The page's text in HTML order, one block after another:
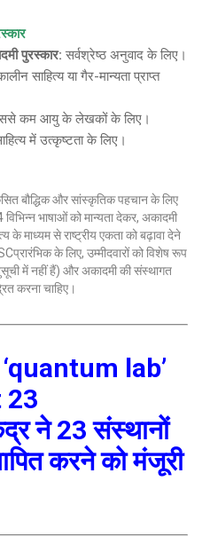
पुरस्कार: सर्वश्रेष्ठ अनुवाद के लिए।
साहित्य या गैर-मान्यता प्राप्त
कम आयु के लेखकों के लिए।
में उत्कृष्टता के लिए।
बौद्धिक और सांस्कृतिक पहचान के लिए
भाषाओं को मान्यता देकर, अकादमी
के माध्यम से राष्ट्रीय एकता को बढ़ावा देने
के लिए, उम्मीदवारों को विशेष रूप
में नहीं हैं) और अकादमी की संस्थागत
करना चाहिए।
lab’
23
ने 23 संस्थानों
करने को मंजूरी